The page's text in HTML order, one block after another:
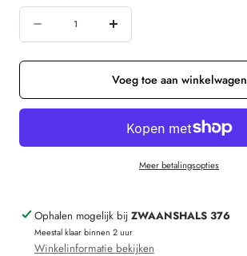
verminderen
HIRSCH
wollen
Noors
056
Verhoog
de
hoeveelheid
voor
HIRSCH
dunne
wollen
KIND
Noors
Voeg toe aan winkelwagen
Meer betalingsopties
Ophalen mogelijk bij ZWAANSHALS 376
Meestal klaar binnen 2 uur
Winkelinformatie bekijken